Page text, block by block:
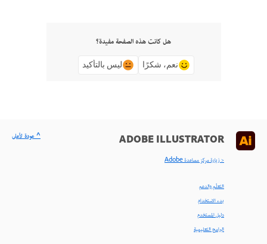
هل كانت هذه الصفحة مفيدة؟
نعم، شكرًا ليس بالتأكيد
ADOBE ILLUSTRATOR
< زيارة مركز مساعدة Adobe
التعلّم والدعم
بدء الاستخدام
دليل المستخدم
البرامج التعليمية
^ عودة لأعلى